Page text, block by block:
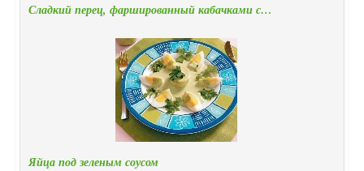
Сладкий перец, фаршированный кабачками с…
Яйца под зеленым соусом